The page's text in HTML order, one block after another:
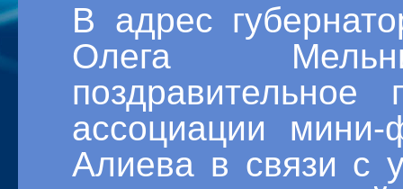
В адрес
Олега
ассоциации
Алиева в связи с